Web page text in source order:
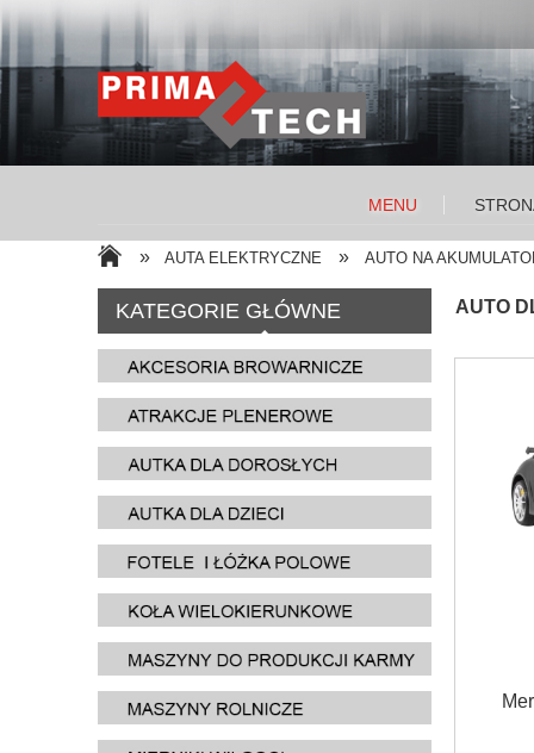
MENU
» AUTA ELEKTRYCZNE » AUTO NA
KATEGORIE GŁÓWNE AUTO